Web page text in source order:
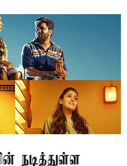
நடித்துள்ள